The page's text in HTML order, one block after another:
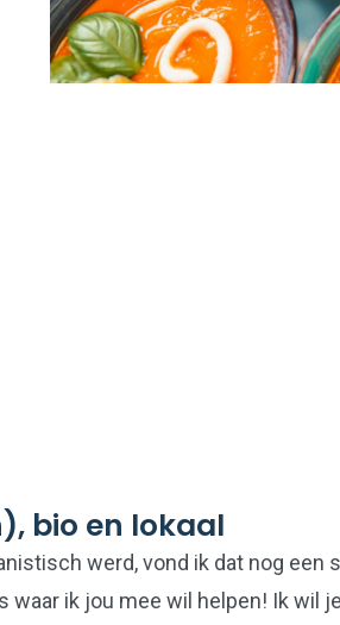
bio en lokaal
werd, vond ik dat nog een
waar ik jou mee wil helpen! Ik wil